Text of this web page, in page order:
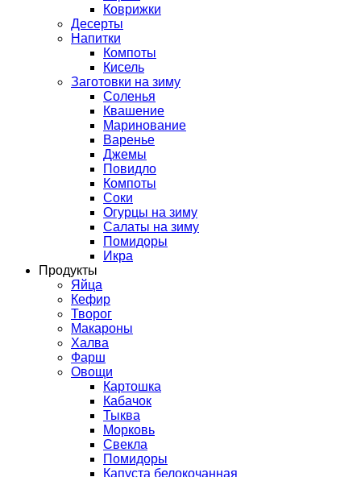
Коврижки
Десерты
Напитки
Компоты
Кисель
Заготовки на зиму
Соленья
Квашение
Маринование
Варенье
Джемы
Повидло
Компоты
Соки
Огурцы на зиму
Салаты на зиму
Помидоры
Икра
Продукты
Яйца
Кефир
Творог
Макароны
Халва
Фарш
Овощи
Картошка
Кабачок
Тыква
Морковь
Свекла
Помидоры
Капуста белокочанная